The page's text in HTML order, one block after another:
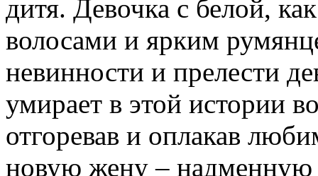
дитя. Девочка с белой,
волосами и ярким
невинности и прелести
умирает в этой истории
отгоревав и оплакав
новую жену – надменную